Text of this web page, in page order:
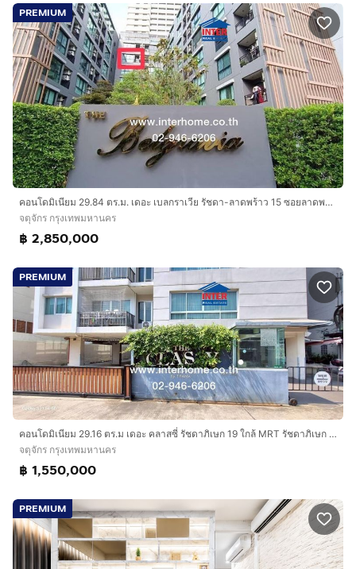
PREMIUM
คอนโดมิเนียม 29.84 ตร.ม. เดอะ เบลกราเวีย รัชดา-ลาดพร้าว 15 ซอยลาดพร้าว15 แยก2-4 ถนนลาดพร้าว ถนนรัชดาภิเษก เขตจตุจักร กรุงเทพมหานคร
จตุจักร กรุงเทพมหานคร
฿ 2,850,000
PREMIUM
คอนโดมิเนียม 29.16 ตร.ม เดอะ คลาสซี่ รัชดาภิเษก 19 ใกล้ MRT รัชดาภิเษก ประมาณ 700 ม. ซอยรัชดาภิเษก19 (ลาดพร้าว 26) ถนนรัชดาภิเษก ถนนสุทธิ
จตุจักร กรุงเทพมหานคร
฿ 1,550,000
PREMIUM